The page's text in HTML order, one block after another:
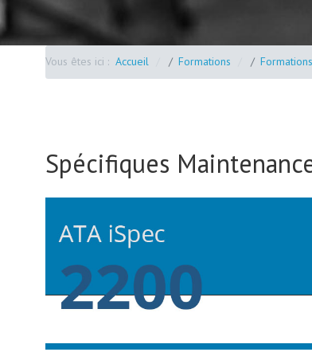
Vous êtes ici : Accueil Formations
Spécifiques